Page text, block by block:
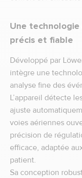
Une
précis et fiable
Développé par
intègre une
analyse fine des
L’appareil détecte
ajuste
voies aériennes
précision de
efficace, adaptée
patient.
Sa conception